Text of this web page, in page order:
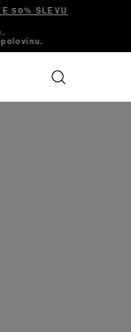
50% SLEVU